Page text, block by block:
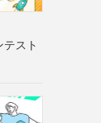
スト